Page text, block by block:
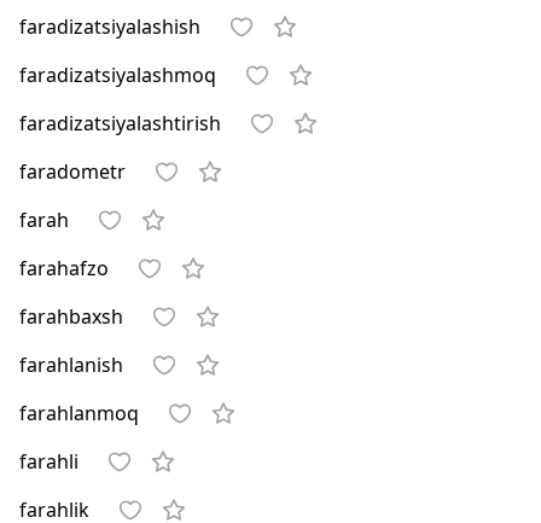
faradizatsiyalashish
faradizatsiyalashmoq
faradizatsiyalashtirish
faradometr
farah
farahafzo
farahbaxsh
farahlanish
farahlanmoq
farahli
farahlik